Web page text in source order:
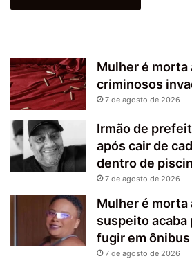
Mulher é morta
criminosos
7 de agosto de 2026
Irmão de
após cair de
dentro de
7 de agosto de 2026
Mulher é morta
suspeito
fugir em ônibus
7 de agosto de 2026